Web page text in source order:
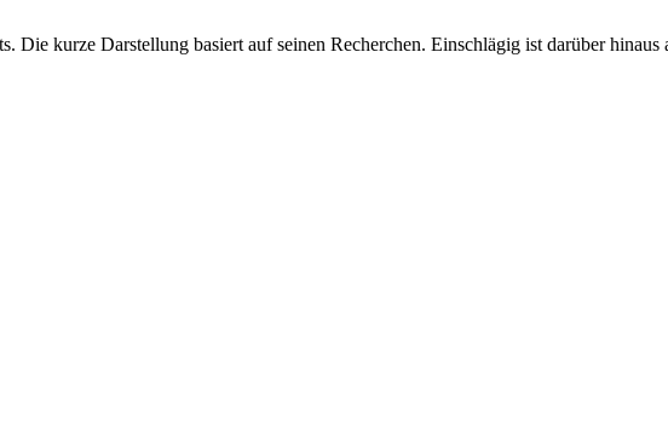
Die kurze Darstellung basiert auf seinen Recherchen. Einschlägig ist darüber